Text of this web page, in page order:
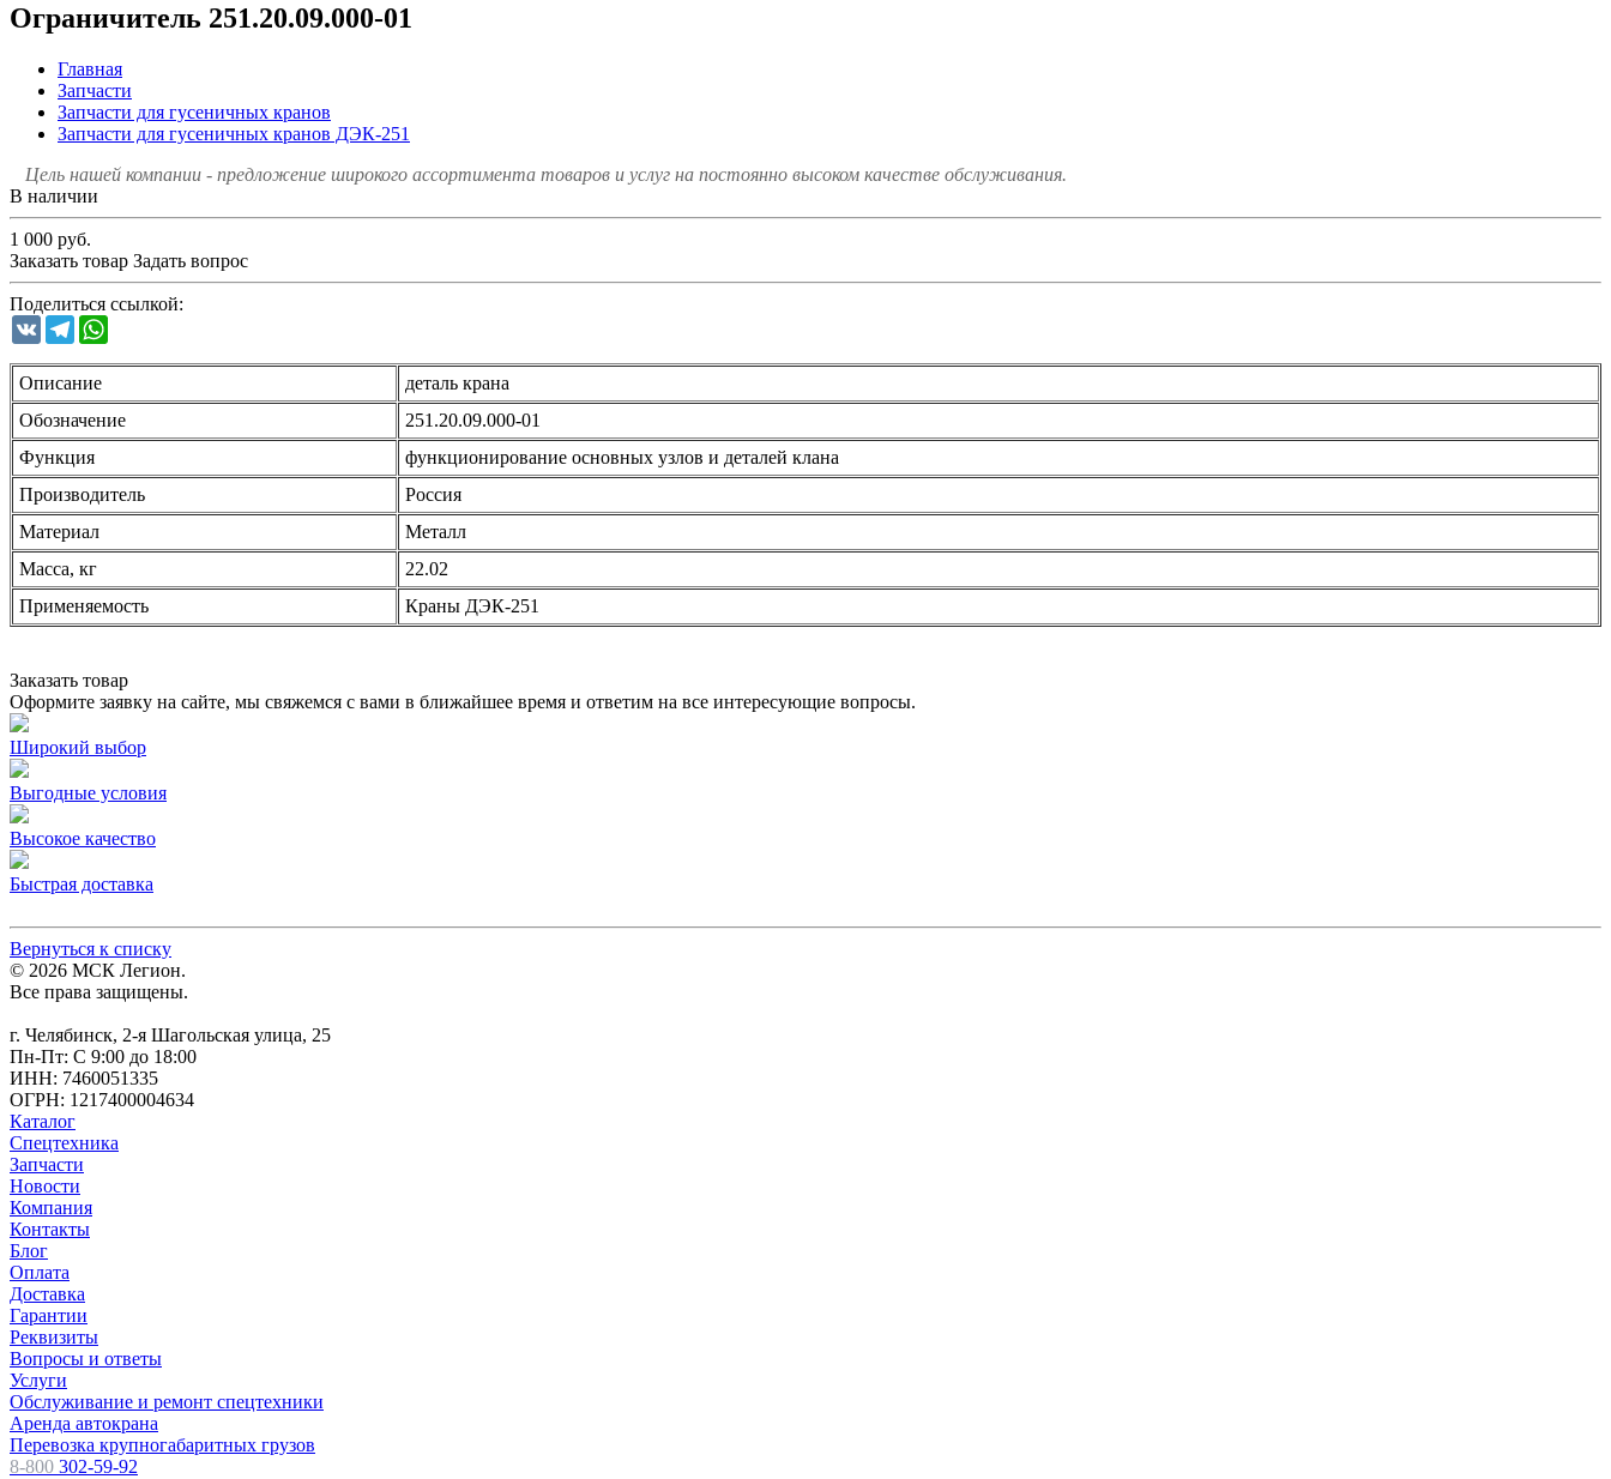
Ограничитель 251.20.09.000-01
Главная
Запчасти
Запчасти для гусеничных кранов
Запчасти для гусеничных кранов ДЭК-251
Цель нашей компании - предложение широкого ассортимента товаров и услуг на постоянно высоком качестве обслуживания.
В наличии
1 000 руб.
Заказать товар Задать вопрос
Поделиться ссылкой:
VK Telegram
Описание
деталь крана
Обозначение
251.20.09.000-01
Функция
функционирование основных узлов и деталей клана
Производитель
Россия
Материал
Металл
Масса, кг
22.02
Применяемость
Краны ДЭК-251
Заказать товар
Оформите заявку на сайте, мы свяжемся с вами в ближайшее время и ответим на все интересующие вопросы.
Широкий выбор
Выгодные условия
Высокое качество
Быстрая доставка
Вернуться к списку
© 2026 МСК Легион.
Все права защищены.
г. Челябинск, 2-я Шагольская улица, 25
Пн-Пт: С 9:00 до 18:00
ИНН: 7460051335
ОГРН: 1217400004634
Каталог
Спецтехника
Запчасти
Новости
Компания
Контакты
Блог
Оплата
Доставка
Гарантии
Реквизиты
Вопросы и ответы
Услуги
Обслуживание и ремонт спецтехники
Аренда автокрана
Перевозка крупногабаритных грузов
8-800 302-59-92